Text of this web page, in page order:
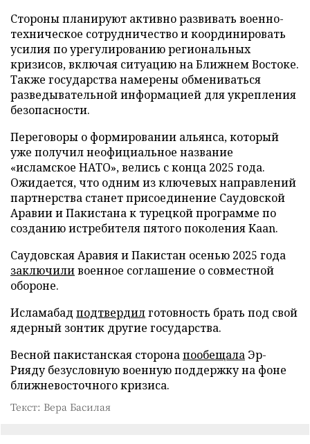
Стороны планируют активно развивать военно-
техническое сотрудничество и координировать
усилия по урегулированию региональных
кризисов, включая ситуацию на Ближнем Востоке.
Также государства намерены обмениваться
разведывательной информацией для укрепления
безопасности.
Переговоры о формировании альянса, который
уже получил неофициальное название
«исламское НАТО», велись с конца 2025 года.
Ожидается, что одним из ключевых направлений
партнерства станет присоединение Саудовской
Аравии и Пакистана к турецкой программе по
созданию истребителя пятого поколения Kaan.
Саудовская Аравия и Пакистан осенью 2025 года
заключиливоенное соглашение о совместной
обороне.
Исламабад подтвердилготовность брать под свой
ядерный зонтик другие государства.
Весной пакистанская сторонапообещала Эр-
Рияду безусловную военную поддержку на фоне
ближневосточного кризиса.
Текст: Вера Басилая